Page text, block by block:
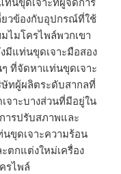
วข้องกับอุปกรณ์ที่ใช้
ไมโครไพล์พวกเขา
มีแท่นขุดเจาะมือสอง
ที่จัดหาแท่นขุดเจาะ
ทผู้ผลิตระดับสากลที่
จาะบางส่วนที่มีอยู่ใน
ารปรับสภาพและ
ขุดเจาะความร้อน
ตกแต่งใหม่เครื่อง
รไพล์